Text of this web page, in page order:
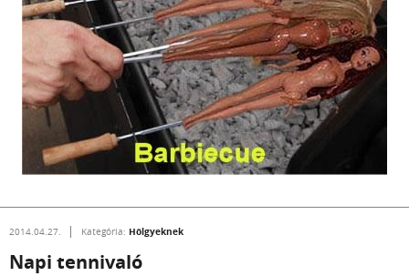
2014.04.27. Kategória: Hölgyeknek
Napi tennivaló